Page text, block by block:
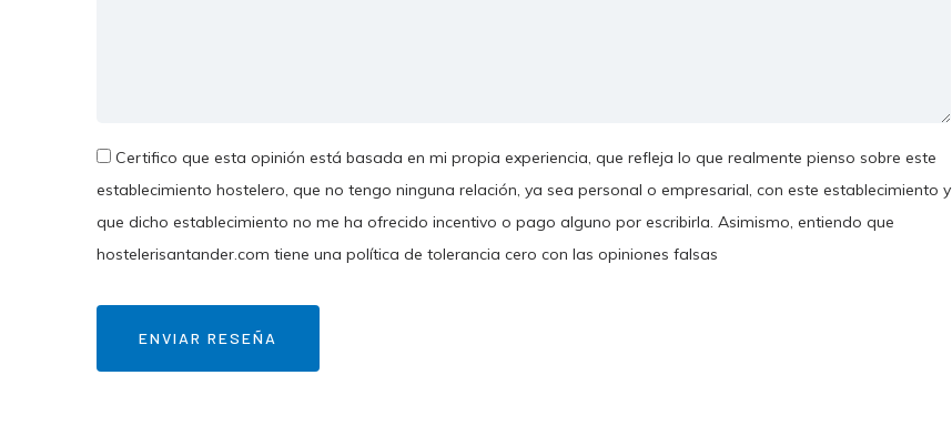
Certifico que esta opinión está basada en mi propia experiencia, que refleja lo que realmente pienso sobre este
establecimiento hostelero, que no tengo ninguna relación, ya sea personal o empresarial, con este establecimiento y
que dicho establecimiento no me ha ofrecido incentivo o pago alguno por escribirla. Asimismo, entiendo que
hostelerisantander.com tiene una política de tolerancia cero con las opiniones falsas